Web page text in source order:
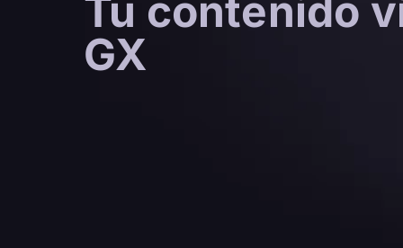
Tu contenido
GX